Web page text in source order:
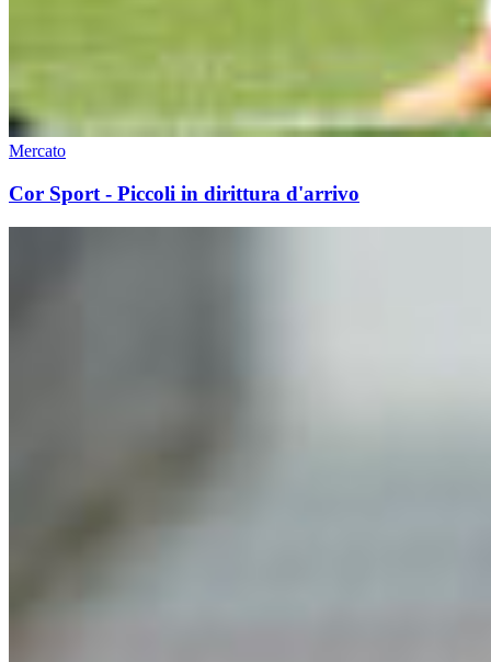
Mercato
Cor Sport - Piccoli in dirittura d'arrivo